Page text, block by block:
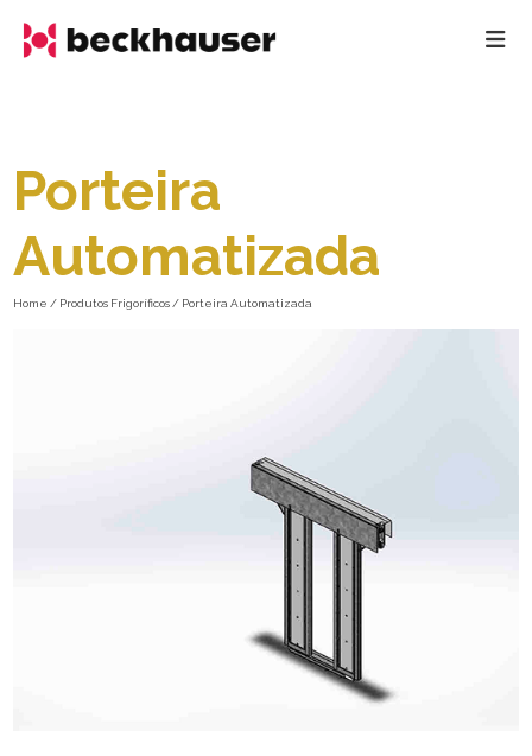
Porteira
Automatizada
Home / Produtos Frigoríficos / Porteira Automatizada